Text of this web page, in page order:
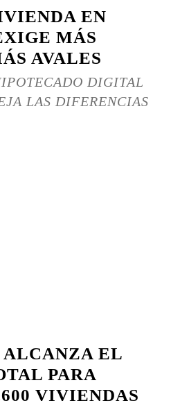
EN
MÁS
AVALES
DIGITAL
LAS DIFERENCIAS
EL
PARA
VIVIENDAS